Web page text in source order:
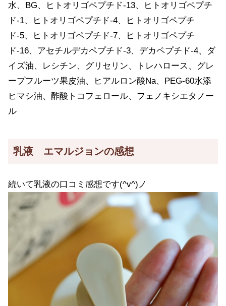
水、BG、ヒトオリゴペプチド-13、ヒトオリゴペプチ
ド-1、ヒトオリゴペプチド-4、ヒトオリゴペプチ
ド-5、ヒトオリゴペプチド-7、ヒトオリゴペプチ
ド-16、アセチルデカペプチド-3、デカペプチド-4、ダ
イズ油、レシチン、グリセリン、トレハロース、グレ
ープフルーツ果皮油、ヒアルロン酸Na、PEG-60水添
ヒマシ油、酢酸トコフェロール、フェノキシエタノー
ル
乳液 エマルジョンの感想
続いて乳液の口コミ感想です(^v^)ノ